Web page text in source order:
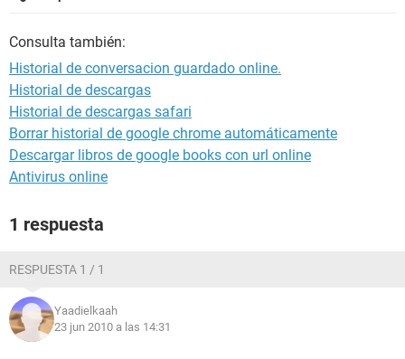
Consulta también:
Historial de conversacion guardado online.
Historial de descargas
Historial de descargas safari
Borrar historial de google chrome automáticamente
Descargar libros de google books con url online
Antivirus online
1 respuesta
RESPUESTA 1 / 1
Yaadielkaah
23 jun 2010 a las 14:31